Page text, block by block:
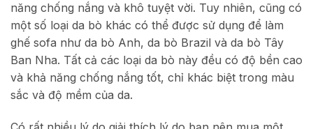
năng chống nắng và khô tuyệt vời. Tuy nhiên, cũng có
một số loại da bò khác có thể được sử dụng để làm
ghế sofa như da bò Anh, da bò Brazil và da bò Tây
Ban Nha. Tất cả các loại da bò này đều có độ bền cao
và khả năng chống nắng tốt, chỉ khác biệt trong màu
sắc và độ mềm của da.